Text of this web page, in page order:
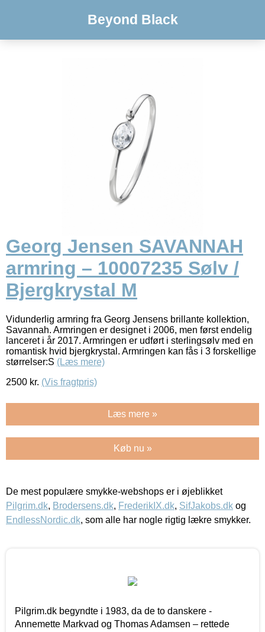
Beyond Black
Georg Jensen SAVANNAH
armring – 10007235 Sølv /
Bjergkrystal M
Vidunderlig armring fra Georg Jensens brillante kollektion,
Savannah. Armringen er designet i 2006, men først endelig
lanceret i år 2017. Armringen er udført i sterlingsølv med en
romantisk hvid bjergkrystal. Armringen kan fås i 3 forskellige
størrelser:S (Læs mere)
2500 kr. (Vis fragtpris)
Læs mere »
Køb nu »
De mest populære smykke-webshops er i øjeblikket
Pilgrim.dk, Brodersens.dk, FrederikIX.dk, SifJakobs.dk og
EndlessNordic.dk, som alle har nogle rigtig lækre smykker.
Pilgrim.dk begyndte i 1983, da de to danskere -
Annemette Markvad og Thomas Adamsen – rettede